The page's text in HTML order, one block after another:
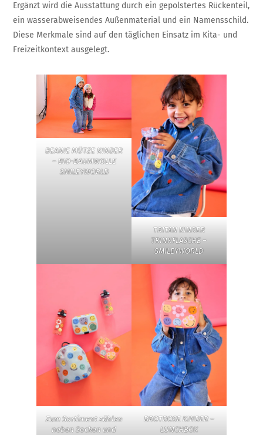
Ergänzt wird die Ausstattung durch ein gepolstertes Rückenteil,
ein wasserabweisendes Außenmaterial und ein Namensschild.
Diese Merkmale sind auf den täglichen Einsatz im Kita- und
Freizeitkontext ausgelegt.
BEANIE MÜTZE KINDER
– BIO-BAUMWOLLE
SMILEYWORLD
TRITAN KINDER
TRINKFLASCHE –
SMILEYWORLD
Zum Sortiment zählen
neben Socken und
BROTDOSE KINDER –
LUNCHBOX